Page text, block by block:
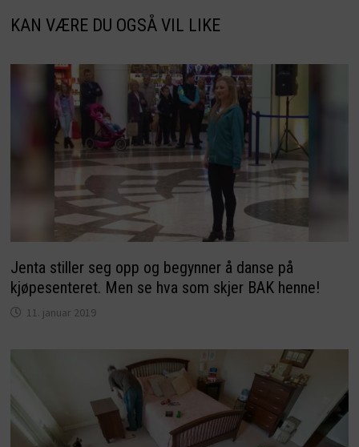
KAN VÆRE DU OGSÅ VIL LIKE
Jenta stiller seg opp og begynner å danse på
kjøpesenteret. Men se hva som skjer BAK henne!
11. januar 2019